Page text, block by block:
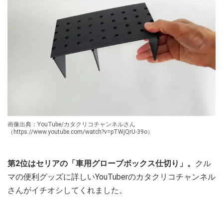
画像出典：YouTube/カタクリコチャンネルさん
（https://www.youtube.com/watch?v=pTWjQrU-39o）
第2位はセリアの「車用グローブボックス仕切り」。
クル
マの便利グッズに詳しいYouTuberのカタクリコチャンネル
さんがイチオシしてくれました。